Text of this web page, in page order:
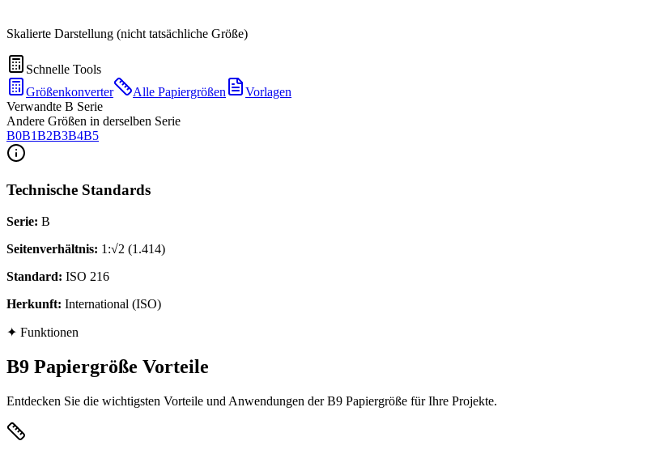
Skalierte Darstellung (nicht tatsächliche Größe)
Schnelle Tools
Größenkonverter
Alle Papiergrößen
Vorlagen
Verwandte B Serie
Andere Größen in derselben Serie
B0B1B2B3B4B5
Technische Standards
Serie: B
Seitenverhältnis: 1:√2 (1.414)
Standard: ISO 216
Herkunft: International (ISO)
✦ Funktionen
B9 Papiergröße Vorteile
Entdecken Sie die wichtigsten Vorteile und Anwendungen der B9 Papiergröße für Ihre Projekte.